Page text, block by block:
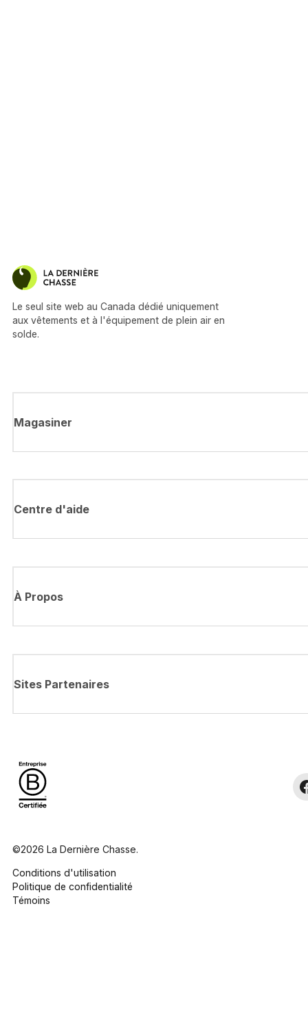
Le seul site web au Canada dédié uniquement
aux vêtements et à l'équipement de plein air en
solde.
Magasiner
Centre d'aide
À Propos
Sites Partenaires
©2026 La Dernière Chasse.
Conditions d'utilisation
Politique de confidentialité
Témoins